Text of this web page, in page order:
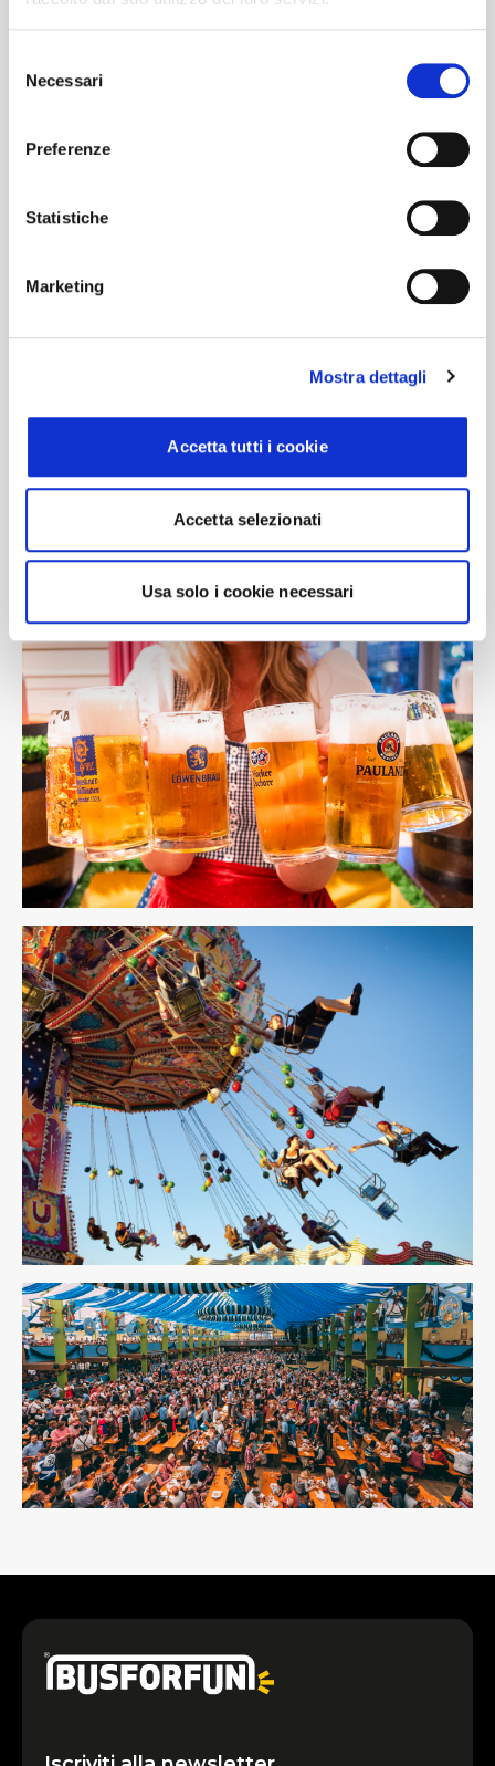
delNecessari
Preferenze
Statistiche
Marketing
Mostra dettagli
Accetta tutti i cookie
Accetta selezionati
Usa solo i cookie necessari
Immagini